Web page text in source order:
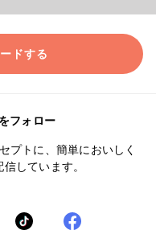
ドする
フォロー
プトに、簡単においしく
しています。